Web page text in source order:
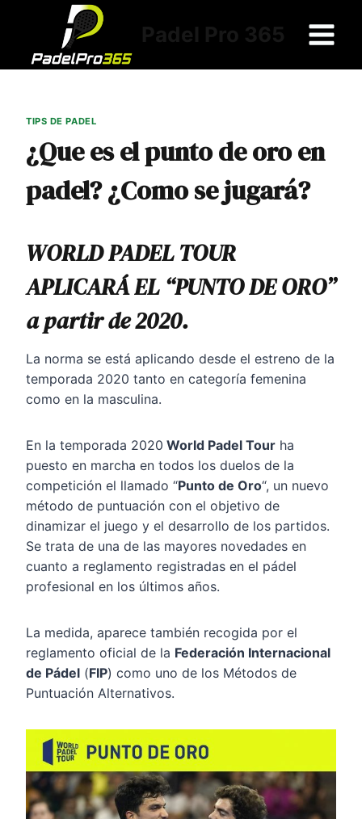
contenido
TIPS DE PADEL
¿Que es el punto de oro en
padel? ¿Como se jugará?
WORLD PADEL TOUR
APLICARÁ EL “PUNTO DE ORO”
a partir de 2020.
La norma se está aplicando desde el estreno de la
temporada 2020 tanto en categoría femenina
como en la masculina.
En la temporada 2020 World Padel Tour ha
puesto en marcha en todos los duelos de la
competición el llamado “Punto de Oro“, un nuevo
método de puntuación con el objetivo de
dinamizar el juego y el desarrollo de los partidos.
Se trata de una de las mayores novedades en
cuanto a reglamento registradas en el pádel
profesional en los últimos años.
La medida, aparece también recogida por el
reglamento oficial de la Federación Internacional
de Pádel (FIP) como uno de los Métodos de
Puntuación Alternativos.